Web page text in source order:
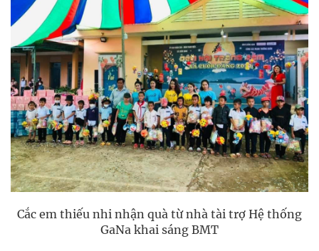
Cắc em thiếu nhi nhận quà từ nhà tài trợ Hệ thống
GaNa khai sáng BMT